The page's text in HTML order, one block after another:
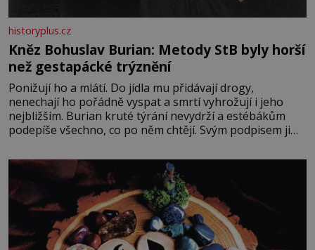
historyplus.cz
Kněz Bohuslav Burian: Metody StB byly horší
než gestapácké trýznění
Ponižují ho a mlátí. Do jídla mu přidávají drogy,
nenechají ho pořádně vyspat a smrtí vyhrožují i jeho
nejbližším. Burian kruté týrání nevydrží a estébákům
podepíše všechno, co po něm chtějí. Svým podpisem jim
fyzický ani psychický nátlak. Syn brněnského řezníka
chce být knězem a